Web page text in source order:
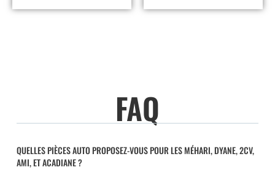
FAQ
QUELLES PIÈCES AUTO PROPOSEZ-VOUS POUR LES MÉHARI, DYANE, 2CV,
AMI, ET ACADIANE ?